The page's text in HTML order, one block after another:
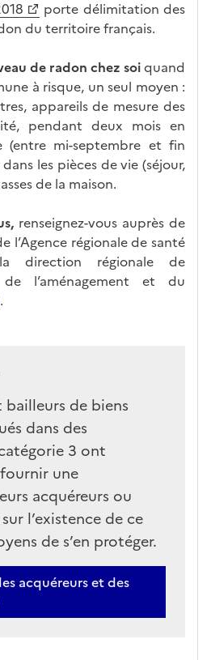
porte délimitation des
du territoire français.
de radon chez soiquand
à risque, un seul moyen :
appareils de mesure des
pendant deux mois en
(entre mi-septembre et fin
les pièces de vie (séjour,
de la maison.
renseignez-vous auprès de
l’Agence régionale de santé
direction régionale de
de l’aménagement et du
bailleurs de biens
dans des
3 ont
une
acquéreurs ou
l’existence de ce
de s’en protéger.
acquéreurs et des